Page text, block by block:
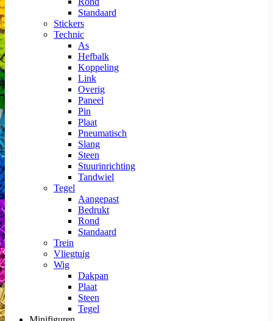
Standaard
Stickers
Technic
As
Hefbalk
Koppeling
Link
Overig
Paneel
Pin
Plaat
Pneumatisch
Slang
Steen
Stuurinrichting
Tandwiel
Tegel
Aangepast
Bedrukt
Rond
Standaard
Trein
Vliegtuig
Wig
Dakpan
Plaat
Steen
Tegel